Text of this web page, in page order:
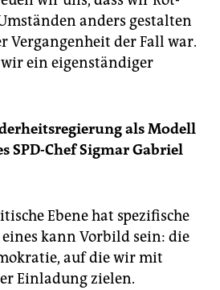
anders gestalten
Vergangenheit der Fall war.
ein eigenständiger
als Modell
SPD-Chef Sigmar Gabriel
Ebene hat spezifische
kann Vorbild sein: die
auf die wir mit
Einladung zielen.